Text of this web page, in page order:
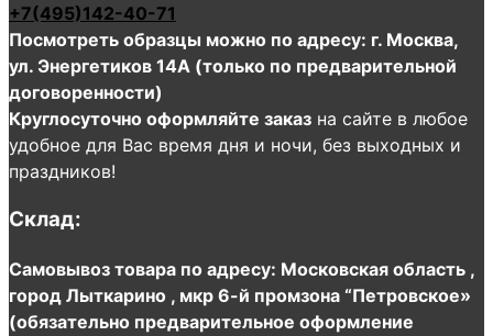
+7(495)142-40-71
Посмотреть образцы можно по адресу: г. Москва,
ул. Энергетиков 14А (только по предварительной
договоренности)
Круглосуточно оформляйте заказ на сайте в любое
удобное для Вас время дня и ночи, без выходных и
праздников!
Склад:
Самовывоз товара по адресу: Московская область ,
город Лыткарино , мкр 6-й промзона “Петровское»
(обязательно предварительное оформление